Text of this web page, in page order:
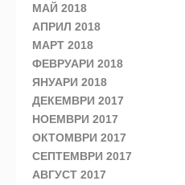
МАЙ 2018
АПРИЛ 2018
МАРТ 2018
ФЕВРУАРИ 2018
ЯНУАРИ 2018
ДЕКЕМВРИ 2017
НОЕМВРИ 2017
ОКТОМВРИ 2017
СЕПТЕМВРИ 2017
АВГУСТ 2017